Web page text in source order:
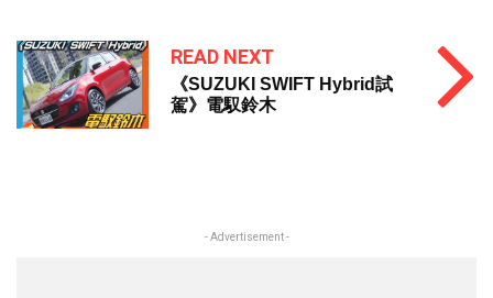
READ NEXT
《SUZUKI SWIFT Hybrid試
駕》電馭鈴木
- Advertisement -